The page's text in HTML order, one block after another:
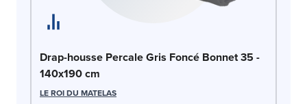
Drap-housse Percale Gris Foncé Bonnet 35 -
140x190 cm
LE ROI DU MATELAS